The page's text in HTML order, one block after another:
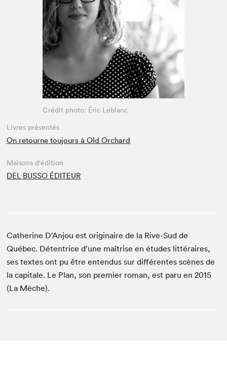
Espace médias
Crédit photo: Éric Leblanc
Livres présentés
On retourne toujours à Old Orchard
Maisons d'édition
DEL BUSSO ÉDITEUR
Catherine D’Anjou est originaire de la Rive-Sud de
Québec. Détentrice d’une maîtrise en études littéraires,
ses textes ont pu être entendus sur différentes scènes de
la capitale. Le Plan, son premier roman, est paru en 2015
(La Mèche).